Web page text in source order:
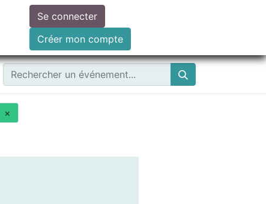
un don
Se connecter
Créer mon compte
×